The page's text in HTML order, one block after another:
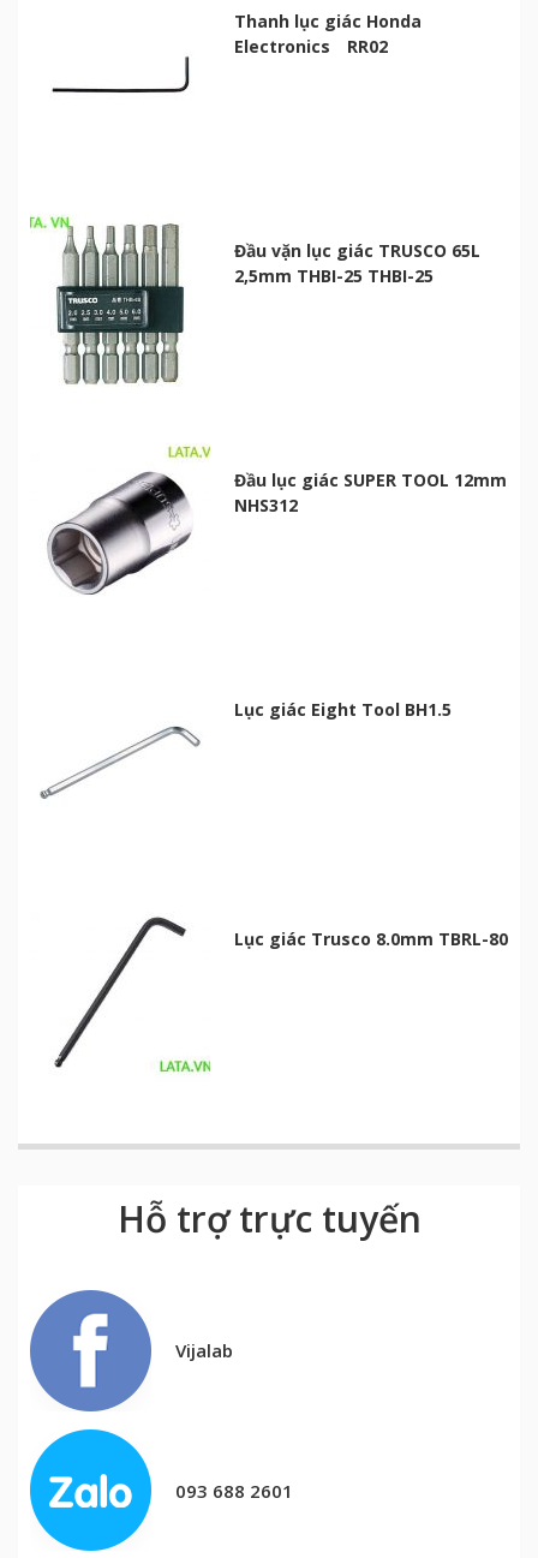
Thanh lục giác Honda
Electronics RR02
Đầu vặn lục giác TRUSCO 65L
2,5mm THBI-25 THBI-25
Đầu lục giác SUPER TOOL 12mm
NHS312
Lục giác Eight Tool BH1.5
Lục giác Trusco 8.0mm TBRL-80
Hỗ trợ trực tuyến
Vijalab
093 688 2601